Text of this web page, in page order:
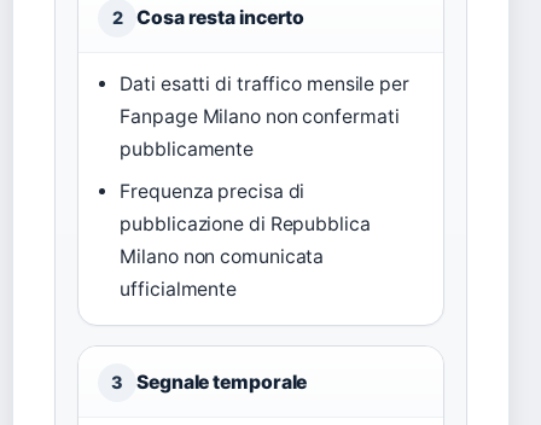
2 Cosa resta incerto
Dati esatti di traffico mensile per
Fanpage Milano non confermati
pubblicamente
Frequenza precisa di
pubblicazione di Repubblica
Milano non comunicata
ufficialmente
3 Segnale temporale